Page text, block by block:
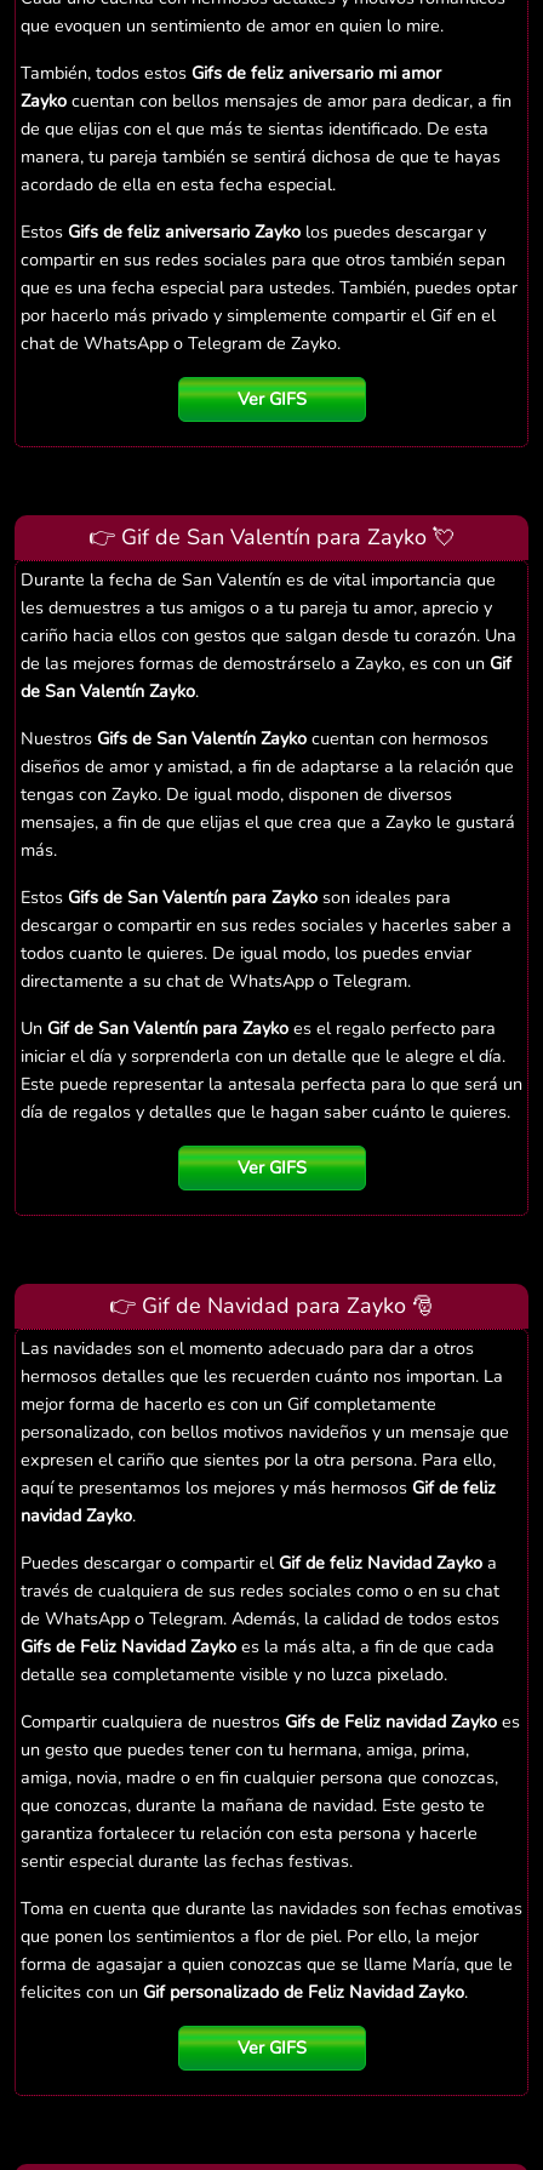
que evoquen un sentimiento de amor en quien lo mire.
También, todos estos Gifs de feliz aniversario mi amor
Zayko cuentan con bellos mensajes de amor para dedicar, a fin
de que elijas con el que más te sientas identificado. De esta
manera, tu pareja también se sentirá dichosa de que te hayas
acordado de ella en esta fecha especial.
Estos Gifs de feliz aniversario Zayko los puedes descargar y
compartir en sus redes sociales para que otros también sepan
que es una fecha especial para ustedes. También, puedes optar
por hacerlo más privado y simplemente compartir el Gif en el
chat de WhatsApp o Telegram de Zayko.
Ver GIFS
👉 Gif de San Valentín para Zayko 💘
Durante la fecha de San Valentín es de vital importancia que
les demuestres a tus amigos o a tu pareja tu amor, aprecio y
cariño hacia ellos con gestos que salgan desde tu corazón. Una
de las mejores formas de demostrárselo a Zayko, es con un Gif
de San Valentín Zayko.
Nuestros Gifs de San Valentín Zayko cuentan con hermosos
diseños de amor y amistad, a fin de adaptarse a la relación que
tengas con Zayko. De igual modo, disponen de diversos
mensajes, a fin de que elijas el que crea que a Zayko le gustará
más.
Estos Gifs de San Valentín para Zayko son ideales para
descargar o compartir en sus redes sociales y hacerles saber a
todos cuanto le quieres. De igual modo, los puedes enviar
directamente a su chat de WhatsApp o Telegram.
Un Gif de San Valentín para Zayko es el regalo perfecto para
iniciar el día y sorprenderla con un detalle que le alegre el día.
Este puede representar la antesala perfecta para lo que será un
día de regalos y detalles que le hagan saber cuánto le quieres.
Ver GIFS
👉 Gif de Navidad para Zayko 🎅
Las navidades son el momento adecuado para dar a otros
hermosos detalles que les recuerden cuánto nos importan. La
mejor forma de hacerlo es con un Gif completamente
personalizado, con bellos motivos navideños y un mensaje que
expresen el cariño que sientes por la otra persona. Para ello,
aquí te presentamos los mejores y más hermosos Gif de feliz
navidad Zayko.
Puedes descargar o compartir elGif de feliz Navidad Zayko a
través de cualquiera de sus redes sociales como o en su chat
de WhatsApp o Telegram. Además, la calidad de todos estos
Gifs de Feliz Navidad Zayko es la más alta, a fin de que cada
detalle sea completamente visible y no luzca pixelado.
Compartir cualquiera de nuestros Gifs de Feliz navidad Zayko es
un gesto que puedes tener con tu hermana, amiga, prima,
amiga, novia, madre o en fin cualquier persona que conozcas,
que conozcas, durante la mañana de navidad. Este gesto te
garantiza fortalecer tu relación con esta persona y hacerle
sentir especial durante las fechas festivas.
Toma en cuenta que durante las navidades son fechas emotivas
que ponen los sentimientos a flor de piel. Por ello, la mejor
forma de agasajar a quien conozcas que se llame María, que le
felicites con un Gif personalizado de Feliz Navidad Zayko.
Ver GIFS